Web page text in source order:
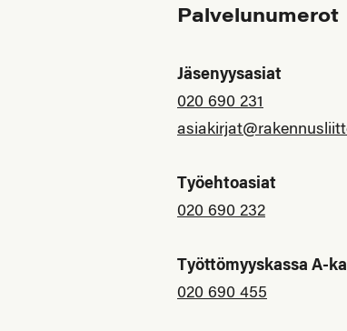
Palvelunumerot
Jäsenyysasiat
020 690 231
Työehtoasiat
020 690 232
Työttömyyskassa A-
020 690 455